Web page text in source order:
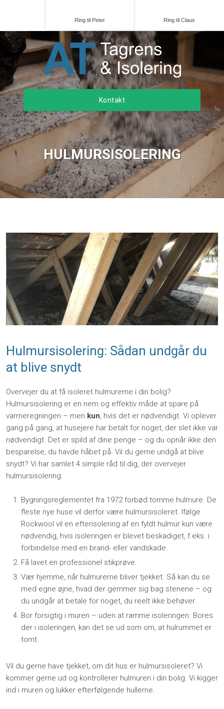
Ring til Peter Ring til Claus
Kontakt
HULMURSISOLERING​
Hulmursisolering​: Sådan undgår du
at blive snydt
Overvejer du at få isoleret hulmurerne i din bolig?
Hulmursisolering er en nem og effektiv måde at spare på
varmeregningen – men kun, hvis det er nødvendigt. Vi oplever
gang på gang, at husejere har betalt for noget, der slet ikke var
nødvendigt. Det er spild af dine penge – og du opnår ikke den
besparelse, du havde håbet på. Vil du gerne undgå at blive
snydt? Vi har samlet 4 simple råd til dig, der overvejer
hulmursisolering:​
Bygningsreglementet fra 1972 forbød tomme hulmure. De
fleste nye huse vil derfor være hulmursisoleret. Ifølge
Rockwool vil en efterisolering af en fyldt hulmur kun være
nødvendig, hvis isoleringen er blevet beskadiget, f.eks. i
forbindelse med en brand- eller vandskade.
Få lavet en professionel stikprøve.
Vær hjemme, når hulmurerne bliver tjekket. Så kan du se
med egne øjne, hvad der gemmer sig bag stenene – og
du undgår at betale for noget, du reelt ikke behøver.
Bor forsigtig i muren – uden at ramme isoleringen. Bores
der i isoleringen, kan det se ud som om, at hulrummet er
tomt.
Vil du gerne have tjekket, om dit hus er hulmursisoleret? Vi
kommer gerne ud og kontrollerer hulmuren i din bolig. Vi kigger
ind i muren og lukker efterfølgende hullerne.​